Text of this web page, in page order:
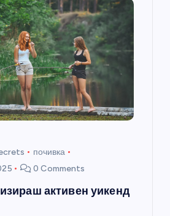
почивка
0 Comments
активен уикенд